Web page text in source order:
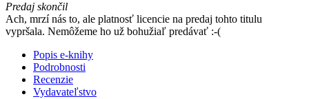
Predaj skončil
Ach, mrzí nás to, ale platnosť licencie na predaj tohto titulu
vypršala. Nemôžeme ho už bohužiaľ predávať :-(
Popis e-knihy
Podrobnosti
Recenzie
Vydavateľstvo